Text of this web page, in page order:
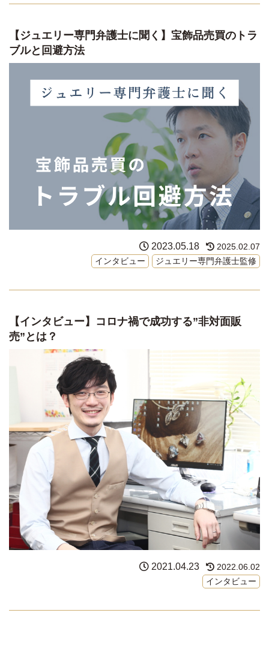
【ジュエリー専門弁護士に聞く】宝飾品売買のトラ
ブルと回避方法
2023.05.18
2025.02.07
インタビュー
ジュエリー専門弁護士監修
【インタビュー】コロナ禍で成功する”非対面販
売”とは？
2021.04.23
2022.06.02
インタビュー